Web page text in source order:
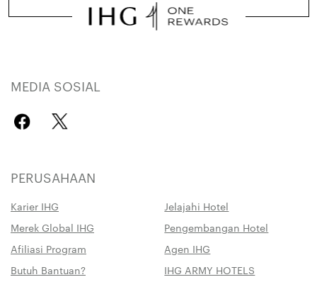
MEDIA SOSIAL
PERUSAHAAN
Karier IHG
Jelajahi Hotel
Merek Global IHG
Pengembangan Hotel
Afiliasi Program
Agen IHG
Butuh Bantuan?
IHG ARMY HOTELS